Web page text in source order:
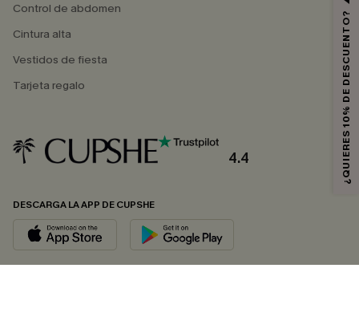
Control de abdomen
Cintura alta
Vestidos de fiesta
Tarjeta regalo
4.4
DESCARGA LA APP DE CUPSHE
¿QUIERES 10% DE DESCUENTO?